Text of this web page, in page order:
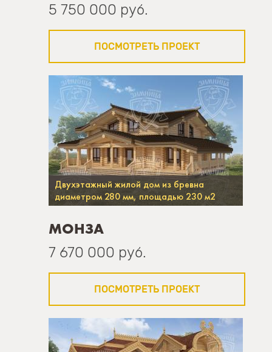
5 750 000 руб.
ПОСМОТРЕТЬ ПРОЕКТ
Двухэтажный жилой дом из бревна
диаметром 280 мм, площадью 230 м2
МОНЗА
7 670 000 руб.
ПОСМОТРЕТЬ ПРОЕКТ